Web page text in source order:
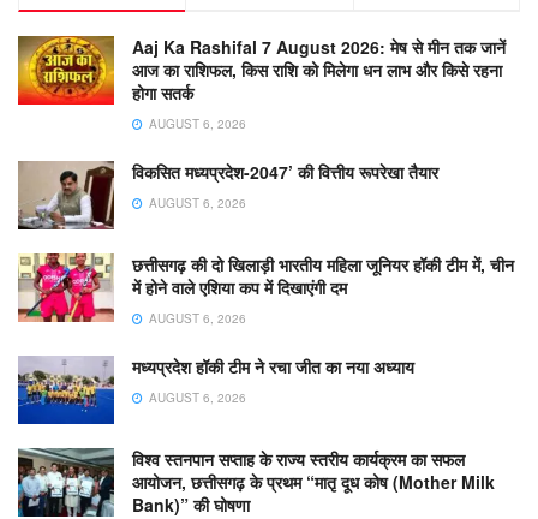
Aaj Ka Rashifal 7 August 2026: मेष से मीन तक जानें
आज का राशिफल, किस राशि को मिलेगा धन लाभ और किसे रहना
होगा सतर्क
AUGUST 6, 2026
विकसित मध्यप्रदेश-2047’ की वित्तीय रूपरेखा तैयार
AUGUST 6, 2026
छत्तीसगढ़ की दो खिलाड़ी भारतीय महिला जूनियर हॉकी टीम में, चीन
में होने वाले एशिया कप में दिखाएंगी दम
AUGUST 6, 2026
मध्यप्रदेश हॉकी टीम ने रचा जीत का नया अध्याय
AUGUST 6, 2026
विश्व स्तनपान सप्ताह के राज्य स्तरीय कार्यक्रम का सफल
आयोजन, छत्तीसगढ़ के प्रथम “मातृ दूध कोष (Mother Milk
Bank)” की घोषणा